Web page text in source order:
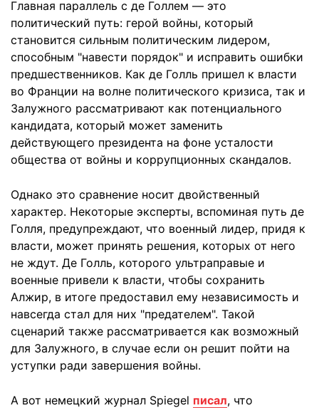
Главная параллель с де Голлем — это
политический путь: герой войны, который
становится сильным политическим лидером,
способным "навести порядок" и исправить ошибки
предшественников. Как де Голль пришел к власти
во Франции на волне политического кризиса, так и
Залужного рассматривают как потенциального
кандидата, который может заменить
действующего президента на фоне усталости
общества от войны и коррупционных скандалов.
Однако это сравнение носит двойственный
характер. Некоторые эксперты, вспоминая путь де
Голля, предупреждают, что военный лидер, придя к
власти, может принять решения, которых от него
не ждут. Де Голль, которого ультраправые и
военные привели к власти, чтобы сохранить
Алжир, в итоге предоставил ему независимость и
навсегда стал для них "предателем". Такой
сценарий также рассматривается как возможный
для Залужного, в случае если он решит пойти на
уступки ради завершения войны.
А вот немецкий журнал Spiegel писал, что